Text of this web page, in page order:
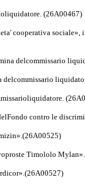
(26A00467)
cooperativa
delcommissario
delcommissario
contro le
Timololo